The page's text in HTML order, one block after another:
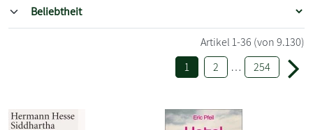
Artikel1-36 (von 9.130)
1
2 … 254